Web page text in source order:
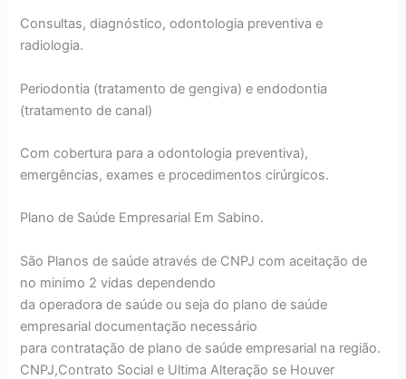
Consultas, diagnóstico, odontologia preventiva e
radiologia.
Periodontia (tratamento de gengiva) e endodontia
(tratamento de canal)
Com cobertura para a odontologia preventiva),
emergências, exames e procedimentos cirúrgicos.
Plano de Saúde Empresarial Em Sabino.
São Planos de saúde através de CNPJ com aceitação de
no minimo 2 vidas dependendo
da operadora de saúde ou seja do plano de saúde
empresarial documentação necessário
para contratação de plano de saúde empresarial na região.
CNPJ,Contrato Social e Ultima Alteração se Houver